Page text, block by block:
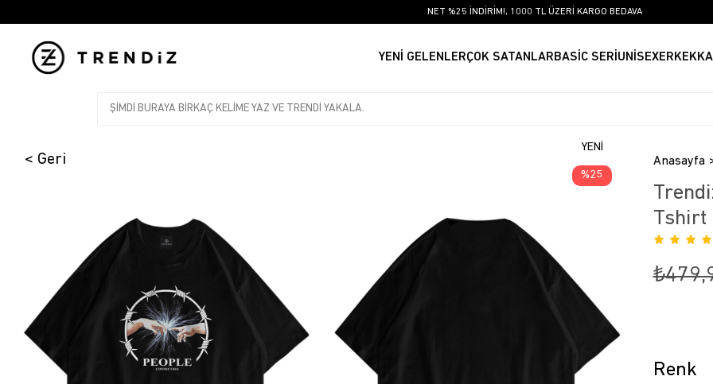
NET %25 İNDİRİM!, 1000 TL ÜZERİ KARGO BEDAVA
YENİ GELENLERÇOK SATANLARBASİC SERİ UNİSEXERKEK
YENI
ÜRÜN
25
Anasayfa
Tshirt